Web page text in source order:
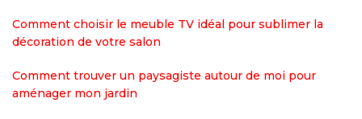
Comment choisir le meuble TV idéal pour sublimer la
décoration de votre salon
Comment trouver un paysagiste autour de moi pour
aménager mon jardin